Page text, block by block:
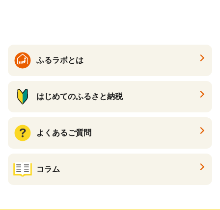
ふるラボとは
はじめてのふるさと納税
よくあるご質問
コラム